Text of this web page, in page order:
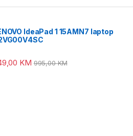
IdeaPad 1 15AMN7 laptop
KM 995,00KM